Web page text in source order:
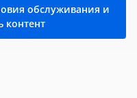
обслуживания и
контент